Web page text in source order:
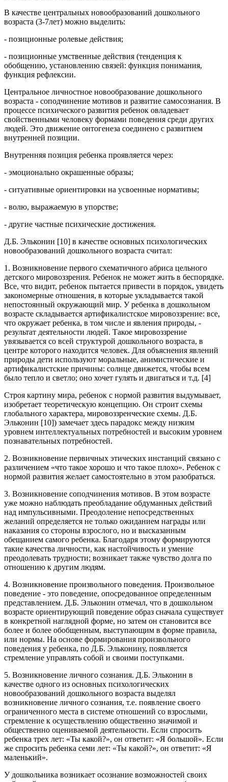
В качестве центральных новообразований дошкольного
возраста (3-7лет) можно выделить:
- позиционные ролевые действия;
- позиционные умственные действия (тенденция к
обобщению, установлению связей: функция понимания,
функция рефлексии.
Центральное личностное новообразование дошкольного
возраста - соподчинение мотивов и развитие самосознания. В
процессе психического развития ребенок овладевает
свойственными человеку формами поведения среди других
людей. Это движение онтогенеза соединено с развитием
внутренней позиции.
Внутренняя позиция ребенка проявляется через:
- эмоционально окрашенные образы;
- ситуативные ориентировки на усвоенные нормативы;
- волю, выражаемую в упорстве;
- другие частные психические достижения.
Д.Б. Эльконин [10] в качестве основных психологических
новообразований дошкольного возраста считал:
1. Возникновение первого схематичного абриса цельного
детского мировоззрения. Ребенок не может жить в беспорядке.
Все, что видит, ребенок пытается привести в порядок, увидеть
закономерные отношения, в которые укладывается такой
непостоянный окружающий мир. У ребенка в дошкольном
возрасте складывается артификалистское мировоззрение: все,
что окружает ребенка, в том числе и явления природы, -
результат деятельности людей. Такое мировоззрение
увязывается со всей структурой дошкольного возраста, в
центре которого находится человек. Для объяснения явлений
природы дети используют моральные, анимистические и
артификалистские причины: солнце движется, чтобы всем
было тепло и светло; оно хочет гулять и двигаться и т.д. [4]
Строя картину мира, ребенок с нормой развития выдумывает,
изобретает теоретическую концепцию. Он строит схемы
глобального характера, мировоззренческие схемы. Д.Б.
Эльконин [10]) замечает здесь парадокс между низким
уровнем интеллектуальных потребностей и высоким уровнем
познавательных потребностей.
2. Возникновение первичных этических инстанций связано с
различением «что такое хорошо и что такое плохо». Ребенок с
нормой развития желает самостоятельно в этом разобраться.
3. Возникновение соподчинения мотивов. В этом возрасте
уже можно наблюдать преобладание обдуманных действий
над импульсивными. Преодоление непосредственных
желаний определяется не только ожиданием награды или
наказания со стороны взрослого, но и высказанным
обещанием самого ребенка. Благодаря этому формируются
такие качества личности, как настойчивость и умение
преодолевать трудности; возникает также чувство долга по
отношению к другим людям.
4. Возникновение произвольного поведения. Произвольное
поведение - это поведение, опосредованное определенным
представлением. Д.Б. Эльконин отмечал, что в дошкольном
возрасте ориентирующий поведение образ сначала существует
в конкретной наглядной форме, но затем он становится все
более и более обобщенным, выступающим в форме правила,
или нормы. На основе формирования произвольного
поведения у ребенка, по Д.Б. Эльконину, появляется
стремление управлять собой и своими поступками.
5. Возникновение личного сознания. Д.Б. Эльконин в
качестве одного из основных психологических
новообразований дошкольного возраста выделял
возникновение личного сознания, т.е. появление своего
ограниченного места в системе отношений со взрослыми,
стремление к осуществлению общественно значимой и
общественно оцениваемой деятельности. Если спросить
ребенка трех лет: «Ты какой?», он ответит: «Я большой». Если
же спросить ребенка семи лет: «Ты какой?», он ответит: «Я
маленький».
У дошкольника возникает осознание возможностей своих